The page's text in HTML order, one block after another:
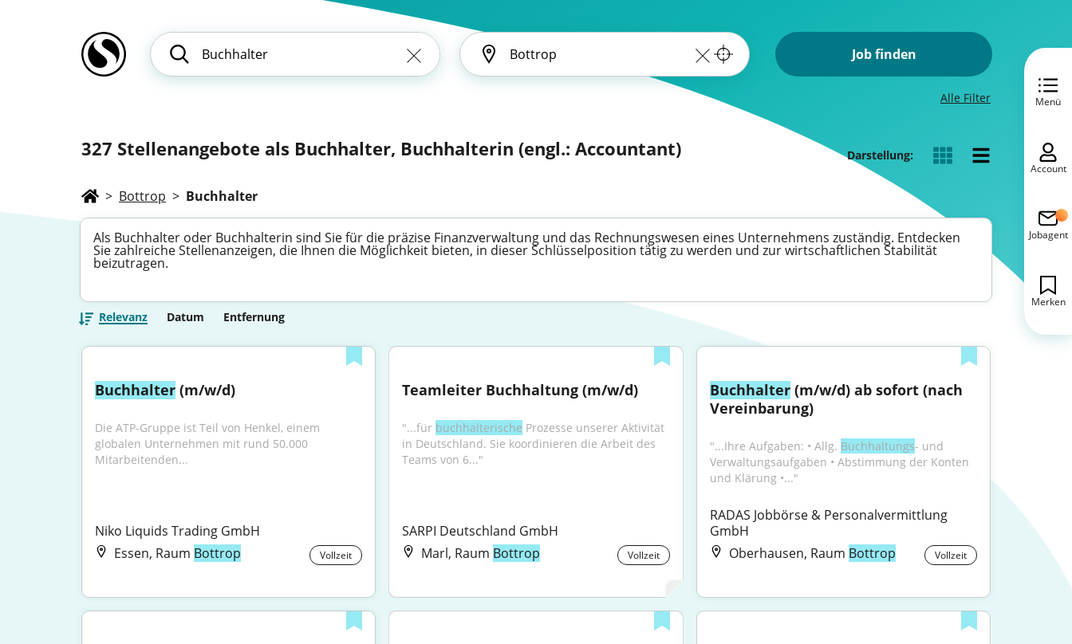
Job finden
Alle Filter
327 Stellenangebote als Buchhalter, Buchhalterin (engl.: Accountant) Darstellung:
> Bottrop > Buchhalter
Als Buchhalter oder Buchhalterin sind Sie für die präzise Finanzverwaltung und das Rechnungswesen eines Unternehmens zuständig. Entdecken
Sie zahlreiche Stellenanzeigen, die Ihnen die Möglichkeit bieten, in dieser Schlüsselposition tätig zu werden und zur wirtschaftlichen Stabilität
beizutragen.
Relevanz Datum Entfernung
Buchhalter (m/w/d)
Die ATP-Gruppe ist Teil von Henkel, einem
globalen Unternehmen mit rund 50.000
Mitarbeitenden...
Niko Liquids Trading GmbH
Essen, Raum Bottrop Vollzeit
Teamleiter Buchhaltung (m/w/d)
"...für buchhalterische Prozesse unserer Aktivität
in Deutschland. Sie koordinieren die Arbeit des
Teams von 6..."
SARPI Deutschland GmbH
Marl, Raum Bottrop Vollzeit
Buchhalter (m/w/d) ab sofort (nach
Vereinbarung)
"...Ihre Aufgaben: • Allg. Buchhaltungs- und
Verwaltungsaufgaben • Abstimmung der Konten
und Klärung •..."
RADAS Jobbörse & Personalvermittlung
GmbH
Oberhausen, Raum Bottrop Vollzeit
Menü
Account
Jobagent
Merken